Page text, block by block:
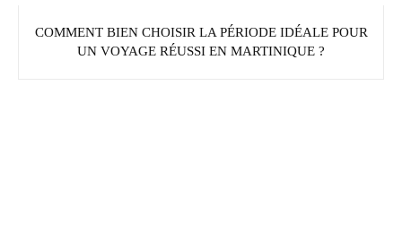
COMMENT BIEN CHOISIR LA PÉRIODE IDÉALE POUR
UN VOYAGE RÉUSSI EN MARTINIQUE ?